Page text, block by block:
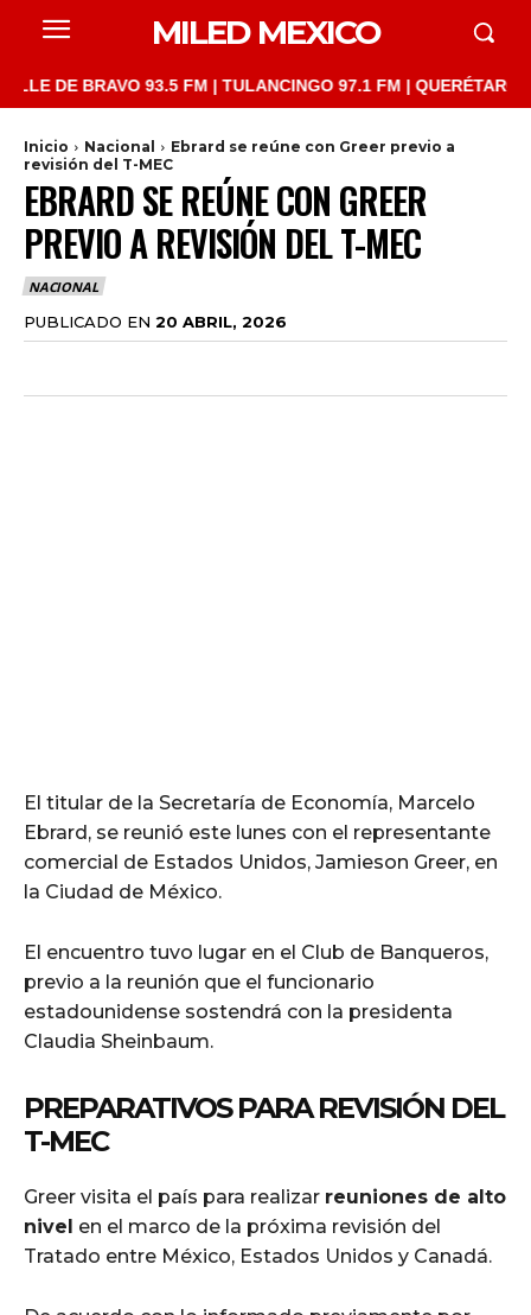
MILED MEXICO
BRAVO 93.5 FM | TULANCINGO 97.1 FM | QUERÉTARO
Inicio Nacional
Ebrard se reúne con Greer previo a
revisión del T-MEC
EBRARD SE REÚNE CON GREER
PREVIO A REVISIÓN DEL T-MEC
NACIONAL
PUBLICADO EN 20 ABRIL, 2026
El titular de la Secretaría de Economía, Marcelo
Ebrard, se reunió este lunes con el representante
comercial de Estados Unidos, Jamieson Greer, en
la Ciudad de México.
El encuentro tuvo lugar en el Club de Banqueros,
previo a la reunión que el funcionario
estadounidense sostendrá con la presidenta
Claudia Sheinbaum.
PREPARATIVOS PARA REVISIÓN DEL
T-MEC
Greer visita el país para realizar reuniones de alto
nivel en el marco de la próxima revisión del
Tratado entre México, Estados Unidos y Canadá.